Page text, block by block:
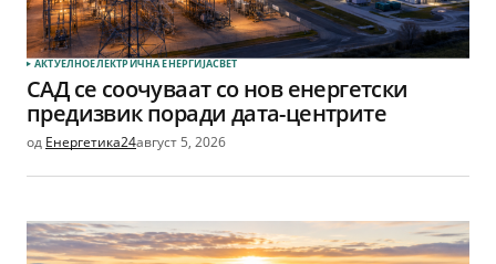
АКТУЕЛНОЕЛЕКТРИЧНА ЕНЕРГИЈАСВЕТ
САД се соочуваат со нов енергетски
предизвик поради дата-центрите
од Енергетика24август 5, 2026